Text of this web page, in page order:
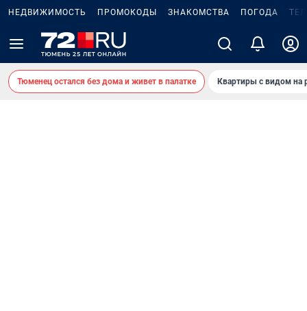
НЕДВИЖИМОСТЬ ПРОМОКОДЫ ЗНАКОМСТВА ПОГОДА
Тюменец остался без дома и живет в палатке Квартиры с видом на